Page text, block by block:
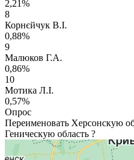
2,21%
8
Корнєйчук В.І.
0,88%
9
Малюков Г.А.
0,86%
10
Мотика Л.І.
0,57%
Опрос
Переименовать Херсонскую
Геническую область ?